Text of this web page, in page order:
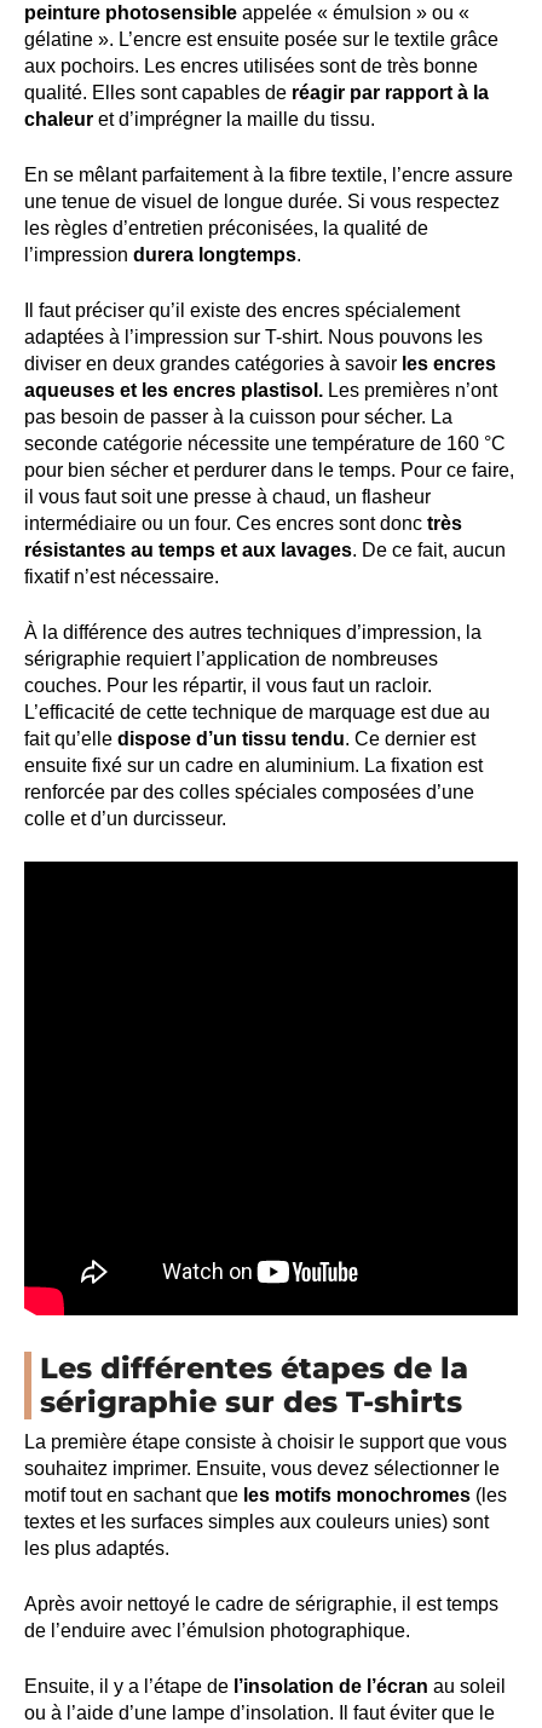
peinture photosensible appelée « émulsion » ou «
gélatine ». L’encre est ensuite posée sur le textile grâce
aux pochoirs. Les encres utilisées sont de très bonne
qualité. Elles sont capables de réagir par rapport à la
chaleur et d’imprégner la maille du tissu.
En se mêlant parfaitement à la fibre textile, l’encre assure
une tenue de visuel de longue durée. Si vous respectez
les règles d’entretien préconisées, la qualité de
l’impression durera longtemps.
Il faut préciser qu’il existe des encres spécialement
adaptées à l’impression sur T-shirt. Nous pouvons les
diviser en deux grandes catégories à savoir les encres
aqueuses et les encres plastisol. Les premières n’ont
pas besoin de passer à la cuisson pour sécher. La
seconde catégorie nécessite une température de 160 °C
pour bien sécher et perdurer dans le temps. Pour ce faire,
il vous faut soit une presse à chaud, un flasheur
intermédiaire ou un four. Ces encres sont donc très
résistantes au temps et aux lavages. De ce fait, aucun
fixatif n’est nécessaire.
À la différence des autres techniques d’impression, la
sérigraphie requiert l’application de nombreuses
couches. Pour les répartir, il vous faut un racloir.
L’efficacité de cette technique de marquage est due au
fait qu’elle dispose d’un tissu tendu. Ce dernier est
ensuite fixé sur un cadre en aluminium. La fixation est
renforcée par des colles spéciales composées d’une
colle et d’un durcisseur.
Les différentes étapes de la
sérigraphie sur des T-shirts
La première étape consiste à choisir le support que vous
souhaitez imprimer. Ensuite, vous devez sélectionner le
motif tout en sachant que les motifs monochromes (les
textes et les surfaces simples aux couleurs unies) sont
les plus adaptés.
Après avoir nettoyé le cadre de sérigraphie, il est temps
de l’enduire avec l’émulsion photographique.
Ensuite, il y a l’étape de l’insolation de l’écran au soleil
ou à l’aide d’une lampe d’insolation. Il faut éviter que le